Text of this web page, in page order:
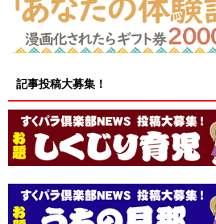
記事投稿大募集！